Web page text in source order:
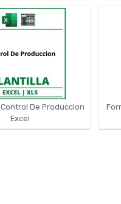
De Produccion
Excel